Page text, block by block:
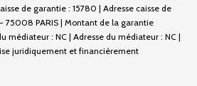
de garantie : 15780 | Adresse caisse de
75008 PARIS | Montant de la garantie
médiateur : NC | Adresse du médiateur : NC |
juridiquement et financièrement